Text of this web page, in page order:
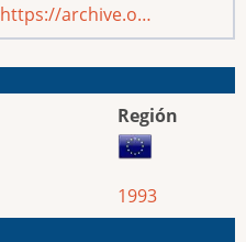
https://archive.o…
Región
1993